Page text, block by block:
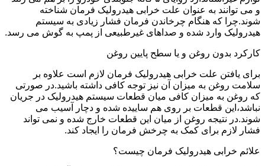
و می توانند به عنوان علت خرابی هیدرولیک فرمان شناخته
شوند.چرا که هنگام چرخاندن فرمان فشار زیادی به سیستم
هیدرولیک وارد شده و صداهای غیرطبیعی از پمپ به گوش می رسد.
کارکرد بدون روغن و یا سطح پایین روغن
برای یافتن علت خرابی هیدرولیک فرمان لازم است علاوه بر
سلامت روغن به میزان آن نیز توجه کافی داشته باشید.در صورتی
که روغن به میزان کافی میان قطعات سیستم هیدرولیک در جریان
نباشد،این قطعات بر روی هم ساییده شده و دچار آسیب می
شوند.در نتیجه روغن از میان این قطعات خارج شده و نمی تواند
فشار لازم برای کمک به چرخش فرمان را ایجاد کند.
علائم خرابی هیدرولیک فرمان چیست؟